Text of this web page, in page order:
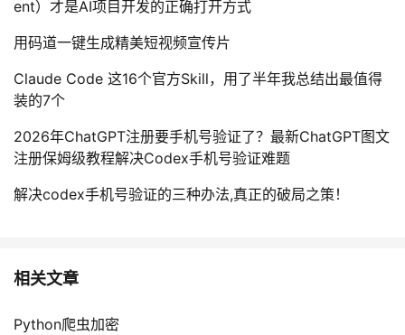
ent）才是AI项目开发的正确打开方式
用码道一键生成精美短视频宣传片
Claude Code 这16个官方Skill，用了半年我总结出最值得
装的7个
2026年ChatGPT注册要手机号验证了？最新ChatGPT图文
注册保姆级教程解决Codex手机号验证难题
解决codex手机号验证的三种办法,真正的破局之策！
相关文章
Python爬虫加密